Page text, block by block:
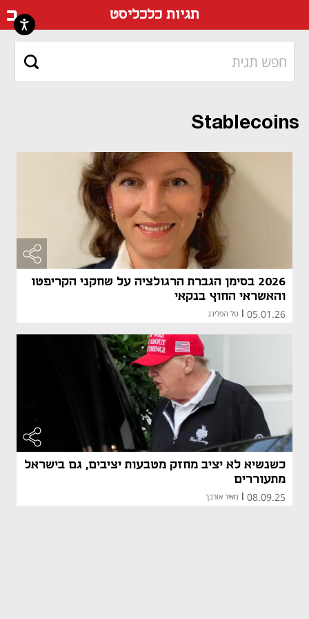
תגיות כלכליסט
Stablecoins
2026 בסימן הגברת הרגולציה על שחקני הקריפטו
והאשראי החוץ בנקאי
05.01.26 טל הפלינג
כשנשיא לא יציב מחזק מטבעות יציבים, גם בישראל
מתעוררים
08.09.25 מאיר אורבך